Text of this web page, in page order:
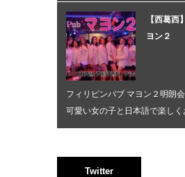
【西葛西
ヨン２
フィリピンパブ マヨン２明朗
可愛い女の子と日本語で楽し
Twitter